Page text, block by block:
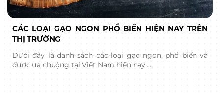
CÁC LOẠI GẠO NGON PHỔ BIẾN HIỆN NAY TRÊN
THỊ TRƯỜNG
Dưới đây là danh sách các loại gạo ngon, phổ biến và
được ưa chuộng tại Việt Nam hiện nay,…